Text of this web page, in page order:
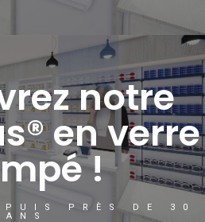
notre
en verre
!
PRÈS DE 30
ANS